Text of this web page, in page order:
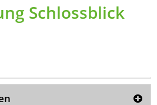
Schlossblick